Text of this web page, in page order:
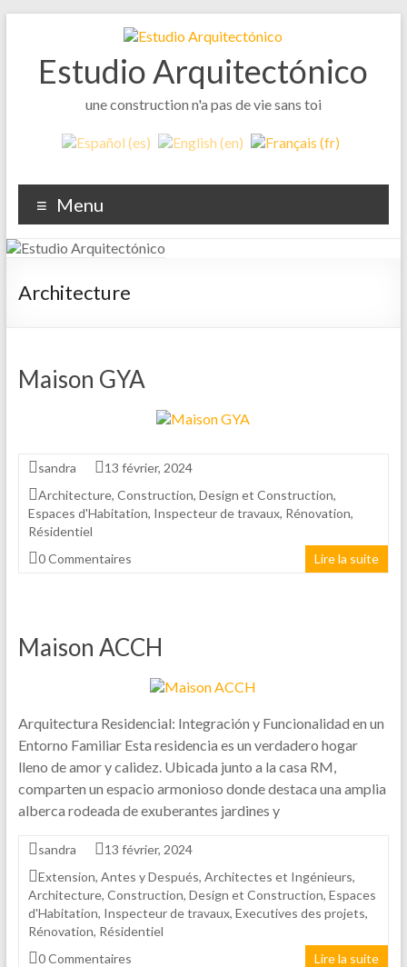
contentEstudio Arquitectónico
une construction n'a pas de vie sans toi
Menu
Architecture
Maison GYA
sandra
13 février, 2024
Architecture, Construction, Design et Construction,
Espaces d'Habitation, Inspecteur de travaux, Rénovation,
Résidentiel
0 Commentaires
Lire la suite
Maison ACCH
Arquitectura Residencial: Integración y Funcionalidad en un
Entorno Familiar Esta residencia es un verdadero hogar
lleno de amor y calidez. Ubicada junto a la casa RM,
comparten un espacio armonioso donde destaca una amplia
alberca rodeada de exuberantes jardines y
sandra
13 février, 2024
Extension, Antes y Después, Architectes et Ingénieurs,
Architecture, Construction, Design et Construction, Espaces
d'Habitation, Inspecteur de travaux, Executives des projets,
Rénovation, Résidentiel
0 Commentaires
Lire la suite